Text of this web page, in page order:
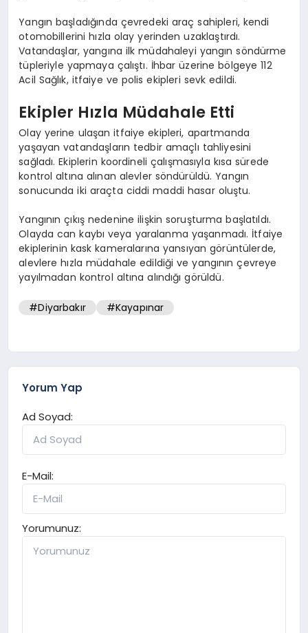
Yangın başladığında çevredeki araç sahipleri, kendi
otomobillerini hızla olay yerinden uzaklaştırdı.
Vatandaşlar, yangına ilk müdahaleyi yangın söndürme
tüpleriyle yapmaya çalıştı. İhbar üzerine bölgeye 112
Acil Sağlık, itfaiye ve polis ekipleri sevk edildi.
Ekipler Hızla Müdahale Etti
Olay yerine ulaşan itfaiye ekipleri, apartmanda
yaşayan vatandaşların tedbir amaçlı tahliyesini
sağladı. Ekiplerin koordineli çalışmasıyla kısa sürede
kontrol altına alınan alevler söndürüldü. Yangın
sonucunda iki araçta ciddi maddi hasar oluştu.
Yangının çıkış nedenine ilişkin soruşturma başlatıldı.
Olayda can kaybı veya yaralanma yaşanmadı. İtfaiye
ekiplerinin kask kameralarına yansıyan görüntülerde,
alevlere hızla müdahale edildiği ve yangının çevreye
yayılmadan kontrol altına alındığı görüldü.
#Diyarbakır #Kayapınar
Yorum Yap
Ad Soyad:
E-Mail:
Yorumunuz: